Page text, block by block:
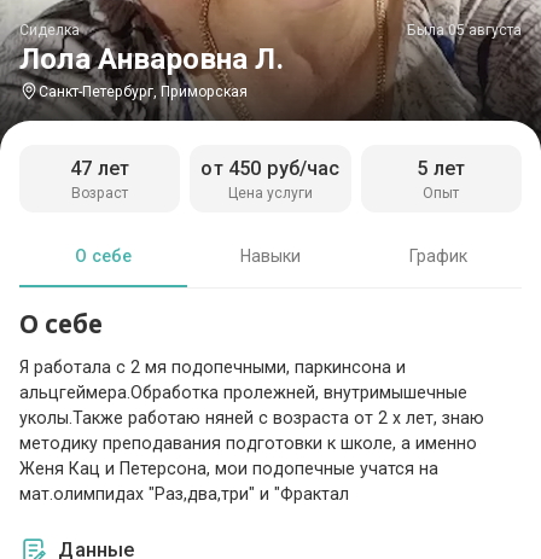
Лола Анваровна Л.
Сиделка Была 05 августа
Санкт-Петербург, Приморская
Возраст
47 лет
Цена услуги
от 450 руб/час
Опыт
5 лет
О себе Навыки График
О себе
Я работала с 2 мя подопечными, паркинсона и
альцгеймера.Обработка пролежней, внутримышечные
уколы.Также работаю няней с возраста от 2 х лет, знаю
методику преподавания подготовки к школе, а именно
Женя Кац и Петерсона, мои подопечные учатся на
мат.олимпидах "Раз,два,три" и "Фрактал
Данные